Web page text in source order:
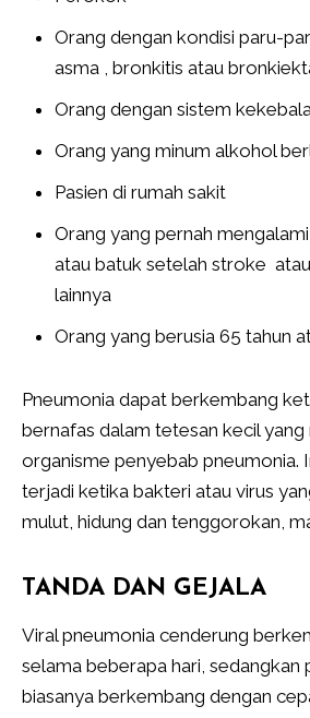
Orang dengan kondisi paru-
asma , bronkitis atau
Orang dengan sistem
Orang yang minum alkohol
Pasien di rumah sakit
Orang yang pernah
atau batuk setelah stroke
lainnya
Orang yang berusia 65 tahun
Pneumonia dapat berkembang
bernafas dalam tetesan kecil yang
organisme penyebab pneumonia.
terjadi ketika bakteri atau virus
mulut, hidung dan tenggorokan,
TANDA DAN GEJALA
Viral pneumonia cenderung
selama beberapa hari, sedangkan
biasanya berkembang dengan